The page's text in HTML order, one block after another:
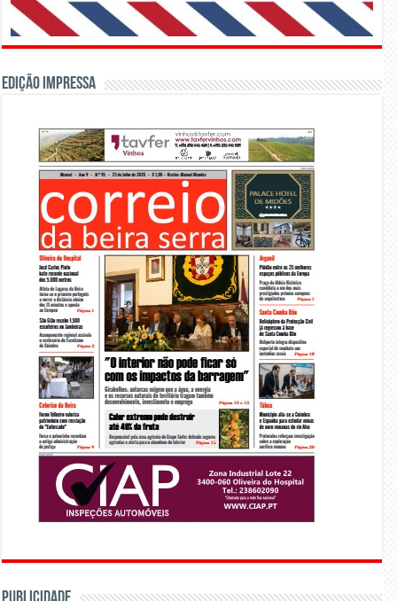
Edição Impressa